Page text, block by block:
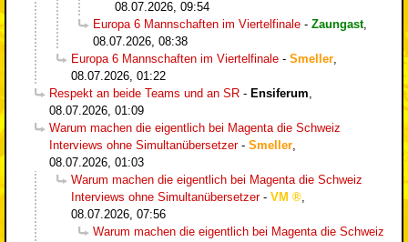
08.07.2026, 09:54
Europa 6 Mannschaften im Viertelfinale - Zaungast,
08.07.2026, 08:38
Europa 6 Mannschaften im Viertelfinale - Smeller
08.07.2026, 01:22
Respekt an beide Teams und an SR - Ensiferum
08.07.2026, 01:09
Warum machen die eigentlich bei Magenta die Schweiz
Interviews ohne Simultanübersetzer- Smeller
08.07.2026, 01:03
Warum machen die eigentlich bei Magenta die Schweiz
Interviews ohne Simultanübersetzer- VM
08.07.2026, 07:56
Warum machen die eigentlich bei Magenta die Schweiz